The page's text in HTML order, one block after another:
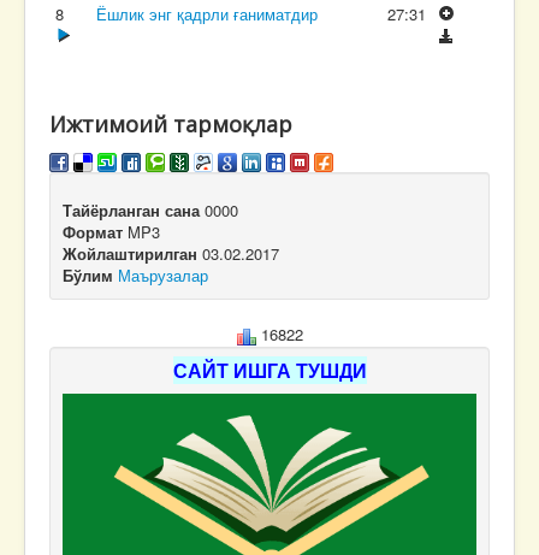
8 Ёшлик энг қадрли ғаниматдир 27:31
Ижтимоий тармоқлар
Тайёрланган сана 0000
Формат MP3
Жойлаштирилган 03.02.2017
Бўлим Маърузалар
16822
САЙТ ИШГА ТУШДИ